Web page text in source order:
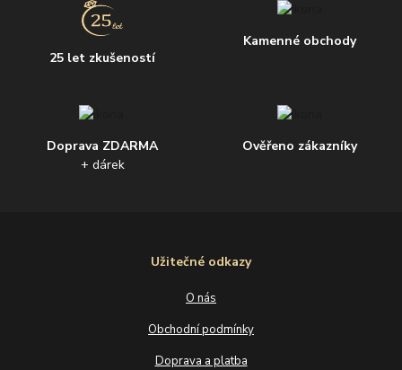
25 let zkušeností
Kamenné obchody
Doprava ZDARMA
+ dárek
Ověřeno zákazníky
Užitečné odkazy
O nás
Obchodní podmínky
Doprava a platba